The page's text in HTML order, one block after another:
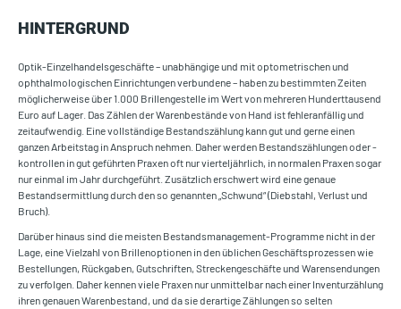
HINTERGRUND
Optik-Einzelhandelsgeschäfte – unabhängige und mit optometrischen und
ophthalmologischen Einrichtungen verbundene – haben zu bestimmten Zeiten
möglicherweise über 1.000 Brillengestelle im Wert von mehreren Hunderttausend
Euro auf Lager. Das Zählen der Warenbestände von Hand ist fehleranfällig und
zeitaufwendig. Eine vollständige Bestandszählung kann gut und gerne einen
ganzen Arbeitstag in Anspruch nehmen. Daher werden Bestandszählungen oder -
kontrollen in gut geführten Praxen oft nur vierteljährlich, in normalen Praxen sogar
nur einmal im Jahr durchgeführt. Zusätzlich erschwert wird eine genaue
Bestandsermittlung durch den so genannten „Schwund“ (Diebstahl, Verlust und
Bruch).
Darüber hinaus sind die meisten Bestandsmanagement-Programme nicht in der
Lage, eine Vielzahl von Brillenoptionen in den üblichen Geschäftsprozessen wie
Bestellungen, Rückgaben, Gutschriften, Streckengeschäfte und Warensendungen
zu verfolgen. Daher kennen viele Praxen nur unmittelbar nach einer Inventurzählung
ihren genauen Warenbestand, und da sie derartige Zählungen so selten